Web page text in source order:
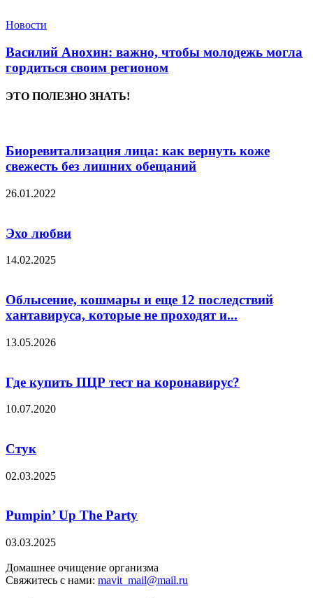
Новости
Василий Анохин: важно, чтобы молодежь могла
гордиться своим регионом
ЭТО ПОЛЕЗНО ЗНАТЬ!
Биоревитализация лица: как вернуть коже
свежесть без лишних обещаний
26.01.2022
Эхо любви
14.02.2025
Облысение, кошмары и еще 12 последствий
хантавируса, которые не проходят и...
13.05.2026
Где купить ПЦР тест на коронавирус?
10.07.2020
Стук
02.03.2025
Pumpin’ Up The Party
03.03.2025
Домашнее очищение организма
Свяжитесь с нами: mavit_mail@mail.ru